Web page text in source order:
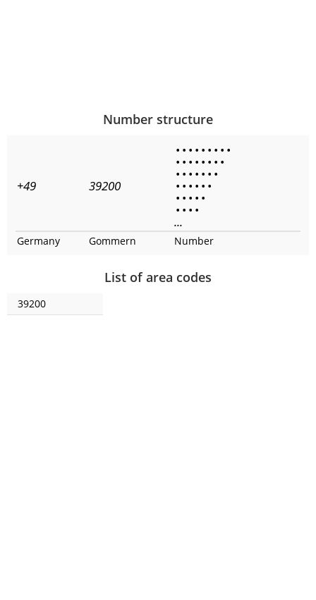
Number structure
+49 39200
• • • • • • • • •
• • • • • • • •
• • • • • • •
• • • • • •
• • • • •
• • • •
...
Germany Gommern Number
List of area codes
39200